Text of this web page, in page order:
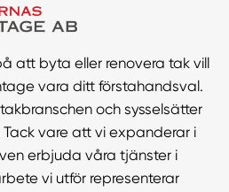
att byta eller renovera tak vill
vara ditt förstahandsval.
och sysselsätter
vare att vi expanderar i
erbjuda våra tjänster i
vi utför representerar